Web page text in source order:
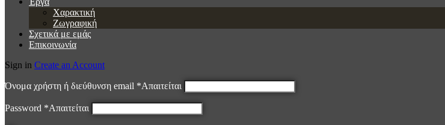
Χαρακτική
Ζωγραφική
Σχετικά με εμάς
Επικοινωνία
Sign in Create an Account
Όνομα χρήστη ή διεύθυνση email *Απαιτείται
Password *Απαιτείται